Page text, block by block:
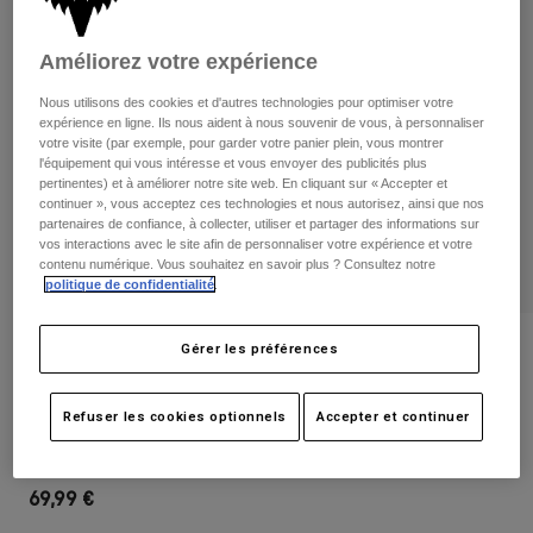
Pantalons
Shorts
Vestes
Gants
Protections
Chaussettes
Vestes
Protections
Masques
Sacs et accessoires
Pièces de rechange
Chemises
Femme
T-shirts et tops
Sweats et Pulls
Vestes
Chemises
Voir tout
Enfants
Protections
Masques
Chaussettes
Voir tout
Moto
Casques
Maillots
Bottes
Masques
Masque Airspace
Article n°32980-001-OS
69,99 €
Améliorez votre expérience
Nous utilisons des cookies et d'autres technologies pour optimiser votre
expérience en ligne. Ils nous aident à nous souvenir de vous, à personnaliser
votre visite (par exemple, pour garder votre panier plein, vous montrer
l'équipement qui vous intéresse et vous envoyer des publicités plus
pertinentes) et à améliorer notre site web. En cliquant sur « Accepter et
continuer », vous acceptez ces technologies et nous autorisez, ainsi que nos
partenaires de confiance, à collecter, utiliser et partager des informations sur
vos interactions avec le site afin de personnaliser votre expérience et votre
contenu numérique. Vous souhaitez en savoir plus ? Consultez notre
politique de confidentialité
Gérer les préférences
Refuser les cookies optionnels Accepter et continuer